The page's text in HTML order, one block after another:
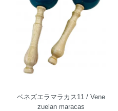
ベネズエラマラカス11 / Vene
zuelan maracas